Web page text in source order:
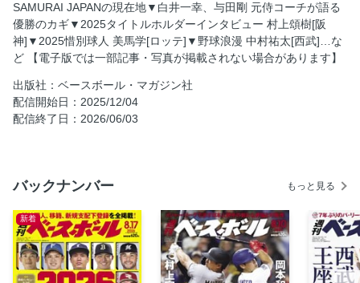
大谷翔平、参戦決定！ 日本人メジャーの動向は
連覇へのポイントは？ 井端ジャパンの現在地
CLOSE UP 牧秀悟［DeNA／内野手］ チームの“中心”として
CLOSE UP 坂本誠志郎［阪神／捕手］ 強力投手陣支える新
たな扇の要
CLOSE UP 松山晋也［中日／投手］ 信頼される守護神を目
元WBCコーチに聞く 与田剛［2009、13年投手コーチ］ 適
応力とマウンドでの嗅覚を磨け！
Professional EYE 里崎智也［2006年WBC出場］の捕手チェ
ック
Professional EYE 辻発彦［2006年内野守備・走塁コーチ］
SAMURAI JAPANの現在地▼白井一幸、与田剛 元侍コーチが語る
優勝のカギ▼2025タイトルホルダーインタビュー 村上頌樹[阪
神]▼2025惜別球人 美馬学[ロッテ]▼野球浪漫 中村祐太[西武]…な
ど 【電子版では一部記事・写真が掲載されない場合があります】
出版社：ベースボール・マガジン社
配信開始日：2025/12/04
配信終了日：2026/06/03
バックナンバー もっと見る
新着